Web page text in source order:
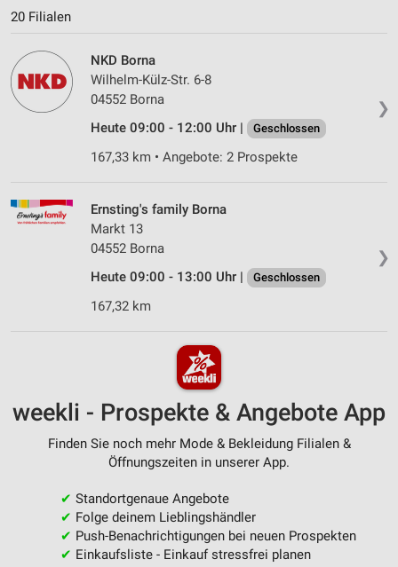
20 Filialen
❯
NKD Borna
Wilhelm-Külz-Str. 6-8
04552 Borna
Heute 09:00 - 12:00 Uhr |
Geschlossen
167,33 km • Angebote: 2 Prospekte
❯
Ernsting's family Borna
Markt 13
04552 Borna
Heute 09:00 - 13:00 Uhr |
Geschlossen
167,32 km
weekli - Prospekte & Angebote App
Finden Sie noch mehr Mode & Bekleidung Filialen &
Öffnungszeiten in unserer App.
✔ Standortgenaue Angebote
✔ Folge deinem Lieblingshändler
✔ Push-Benachrichtigungen bei neuen Prospekten
✔ Einkaufsliste - Einkauf stressfrei planen